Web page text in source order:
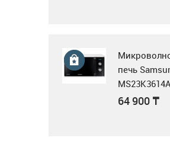
печь
белый
64 900 ₸
417 900₸